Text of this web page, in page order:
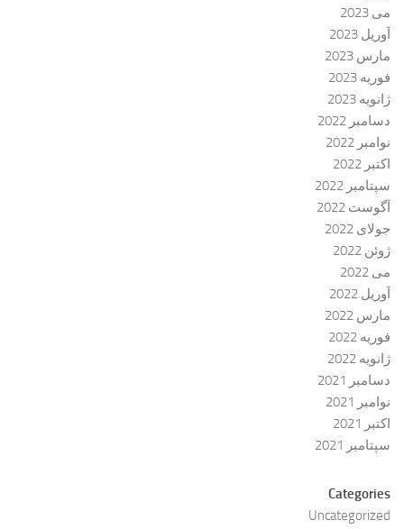
می 2023
آوریل 2023
مارس 2023
فوریه 2023
ژانویه 2023
دسامبر 2022
نوامبر 2022
اکتبر 2022
سپتامبر 2022
آگوست 2022
جولای 2022
ژوئن 2022
می 2022
آوریل 2022
مارس 2022
فوریه 2022
ژانویه 2022
دسامبر 2021
نوامبر 2021
اکتبر 2021
سپتامبر 2021
Categories
Uncategorized